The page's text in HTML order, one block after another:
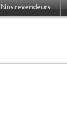
Nos revendeurs